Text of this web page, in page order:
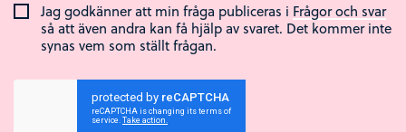
Jag godkänner att min fråga publiceras i Frågor och svar
så att även andra kan få hjälp av svaret. Det kommer inte
synas vem som ställt frågan.